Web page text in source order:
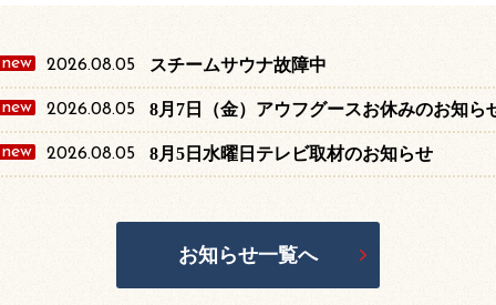
new 2026.08.05 スチームサウナ故障中
new 2026.08.05 8月7日（金）アウフグースお休みのお知ら
new 2026.08.05 8月5日水曜日テレビ取材のお知らせ
お知らせ一覧へ